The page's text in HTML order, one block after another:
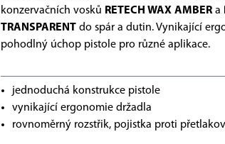
konzervačních vosků RETECH WAX AMBERa
TRANSPARENTdo spár a dutin. Vynikající
pohodlný úchop pistole pro různé aplikace.
jednoduchá konstrukce pistole
vynikající ergonomie držadla
rovnoměrný rozstřik, pojistka proti